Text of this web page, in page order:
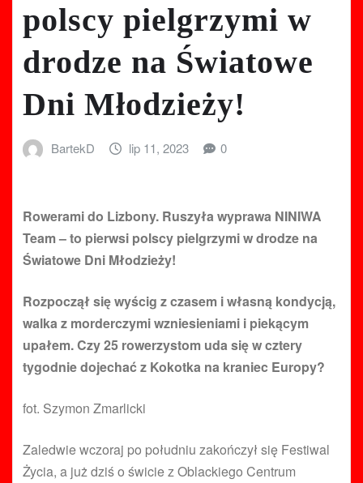
polscy pielgrzymi w
drodze na Światowe
Dni Młodzieży!
BartekD lip 11, 2023 0
Rowerami do Lizbony. Ruszyła wyprawa NINIWA
Team – to pierwsi polscy pielgrzymi w drodze na
Światowe Dni Młodzieży!
Rozpoczął się wyścig z czasem i własną kondycją,
walka z morderczymi wzniesieniami i piekącym
upałem. Czy 25 rowerzystom uda się w cztery
tygodnie dojechać z Kokotka na kraniec Europy?
fot. Szymon Zmarlicki
Zaledwie wczoraj po południu zakończył się Festiwal
Życia, a już dziś o świcie z Oblackiego Centrum